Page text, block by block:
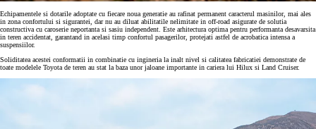
Echipamentele si dotarile adoptate cu fiecare noua generatie au rafinat permanent caracterul masinilor, mai ales
in zona confortului si sigurantei, dar nu au diluat abilitatile nelimitate in off-road asigurate de solutia
constructiva cu caroserie neportanta si sasiu independent. Este arhitectura optima pentru performanta desavarsita
in teren accidentat, garantand in acelasi timp confortul pasagerilor, protejati astfel de acrobatica intensa a
suspensiilor.
Soliditatea acestei conformatii in combinatie cu ingineria la inalt nivel si calitatea fabricatiei demonstrate de
toate modelele Toyota de teren au stat la baza unor jaloane importante in cariera lui Hilux si Land Cruiser.